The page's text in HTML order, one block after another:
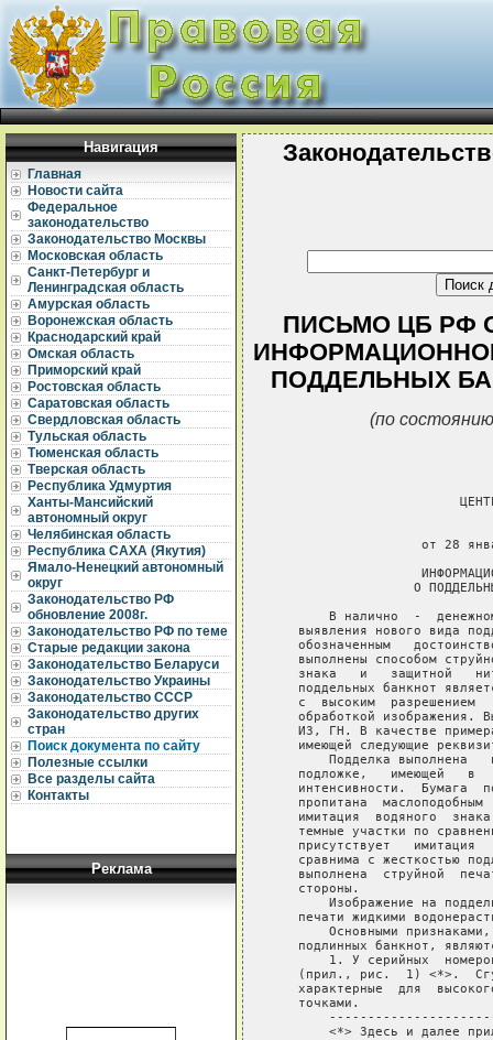
Навигация
Главная
Новости сайта
Федеральное
законодательство
Законодательство Москвы
Московская область
Санкт-Петербург и
Ленинградская область
Амурская область
Воронежская область
Краснодарский край
Омская область
Приморский край
Ростовская область
Саратовская область
Свердловская область
Тульская область
Тюменская область
Тверская область
Республика Удмуртия
Ханты-Мансийский
автономный округ
Челябинская область
Республика САХА (Якутия)
Ямало-Ненецкий автономный
округ
Законодательство РФ
обновление 2008г.
Законодательство РФ по теме
Старые редакции закона
Законодательство Беларуси
Законодательство Украины
Законодательство СССР
Законодательство других
стран
Поиск документа по сайту
Полезные ссылки
Все разделы сайта
Контакты
Реклама
ПИСЬМО ЦБ РФ ОТ
ПОДДЕЛЬНЫХ
(по
от 28
О
В налично  -
выявления нового вида
обозначенным
выполнены способом
знака   и   защитной
поддельных банкнот
с  высоким  разрешением
обработкой изображения.
ИЗ, ГН. В качестве
имеющей следующие
Подделка выполнена
подложке,   имеющей   в
интенсивности.  Бумага
пропитана  маслоподобным
имитация  водяного
темные участки по
присутствует   имитация
сравнима с жесткостью
выполнена  струйной
   стороны.
Изображение на
печати жидкими
Основными
подлинных банкнот,
1. У серийных
(прил., рис.  1) <*>.
характерные  для
   точками.
<*> Здесь и далее